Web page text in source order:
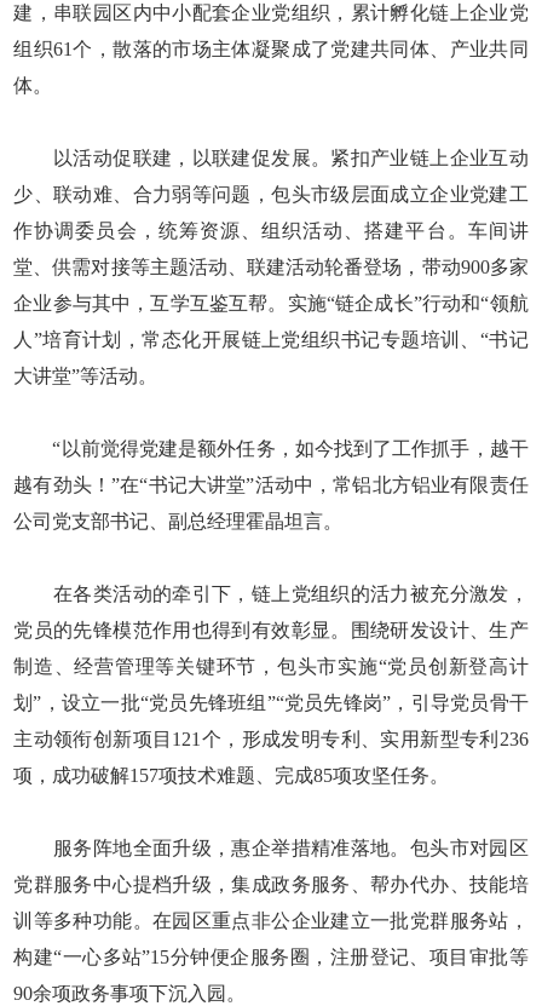
建，串联园区内中小配套企业党组织，累计孵化链上企业党
组织61个，散落的市场主体凝聚成了党建共同体、产业共同
体。
以活动促联建，以联建促发展。紧扣产业链上企业互动
少、联动难、合力弱等问题，包头市级层面成立企业党建工
作协调委员会，统筹资源、组织活动、搭建平台。车间讲
堂、供需对接等主题活动、联建活动轮番登场，带动900多家
企业参与其中，互学互鉴互帮。实施“链企成长”行动和“领航
人”培育计划，常态化开展链上党组织书记专题培训、“书记
大讲堂”等活动。
“以前觉得党建是额外任务，如今找到了工作抓手，越干
越有劲头！”在“书记大讲堂”活动中，常铝北方铝业有限责任
公司党支部书记、副总经理霍晶坦言。
在各类活动的牵引下，链上党组织的活力被充分激发，
党员的先锋模范作用也得到有效彰显。围绕研发设计、生产
制造、经营管理等关键环节，包头市实施“党员创新登高计
划”，设立一批“党员先锋班组”“党员先锋岗”，引导党员骨干
主动领衔创新项目121个，形成发明专利、实用新型专利236
项，成功破解157项技术难题、完成85项攻坚任务。
服务阵地全面升级，惠企举措精准落地。包头市对园区
党群服务中心提档升级，集成政务服务、帮办代办、技能培
训等多种功能。在园区重点非公企业建立一批党群服务站，
构建“一心多站”15分钟便企服务圈，注册登记、项目审批等
90余项政务事项下沉入园。